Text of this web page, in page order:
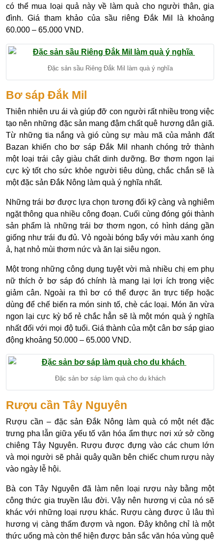
có thể mua loại quả này về làm quà cho người thân, gia
đình. Giá tham khảo của sầu riêng Đắk Mil là khoảng
60.000 – 65.000 VND.
Đặc sản sầu Riêng Đắk Mil làm quà ý nghĩa
Bơ sáp Đắk Mil
Thiên nhiên ưu ái và giúp đỡ con người rất nhiều trong việc
tạo nên những đặc sản mang đậm chất quê hương dân giã.
Từ những tia nắng và gió cùng sự màu mã của mảnh đất
Bazan khiến cho bơ sáp Đắk Mil nhanh chóng trở thành
một loại trái cây giàu chất dinh dưỡng. Bơ thơm ngon lại
cực kỳ tốt cho sức khỏe người tiêu dùng, chắc chắn sẽ là
một đặc sản Đắk Nông làm quà ý nghĩa nhất.
Những trái bơ được lựa chọn tương đối kỹ càng và nghiêm
ngặt thông qua nhiều công đoạn. Cuối cùng đóng gói thành
sản phẩm là những trái bơ thơm ngon, có hình dáng gần
giống như trái đu đủ. Vỏ ngoài bóng bẩy với màu xanh óng
ả, hạt nhỏ mùi thơm nức và ăn lại siêu ngon.
Một trong những công dụng tuyệt vời mà nhiều chị em phụ
nữ thích ở bơ sáp đó chính là mang lại lợi ích trong việc
giảm cân. Ngoài ra thì bơ có thể được ăn trực tiếp hoặc
dùng để chế biến ra món sinh tố, chè các loại. Món ăn vừa
ngon lại cực kỳ bổ rẻ chắc hẳn sẽ là một món quà ý nghĩa
nhất đối với mọi độ tuổi. Giá thành của một cân bơ sáp giao
động khoảng 50.000 – 65.000 VND.
Đặc sản bơ sáp làm quà cho du khách
Rượu cần Tây Nguyên
Rượu cần – đặc sản Đắk Nông làm quà có một nét đặc
trưng pha lẫn giữa yếu tố văn hóa ẩm thực nơi xứ sở cồng
chiêng Tây Nguyên. Rượu được đựng vào các chum lớn
và mọi người sẽ phải quây quần bên chiếc chum rượu này
vào ngày lễ hội.
Bà con Tây Nguyên đã làm nên loại rượu này bằng một
công thức gia truyền lâu đời. Vậy nên hương vị của nó sẽ
khác với những loại rượu khác. Rượu càng được ủ lâu thì
hương vị càng thấm đượm và ngon. Đây không chỉ là một
thức uống mà còn thể hiện được bản sắc văn hóa vùng quê